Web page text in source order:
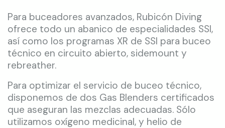
Para buceadores avanzados, Rubicón Diving
ofrece todo un abanico de especialidades SSI,
así como los programas XR de SSI para buceo
técnico en circuito abierto, sidemount y
rebreather.
Para optimizar el servicio de buceo técnico,
disponemos de dos Gas Blenders certificados
que aseguran las mezclas adecuadas. Sólo
utilizamos oxígeno medicinal, y helio de